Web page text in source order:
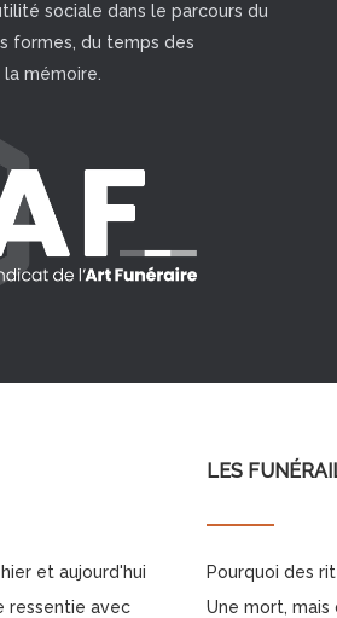
sociale dans le parcours du
formes, du temps des
mémoire.
et aujourd'hui
ressentie avec
LES
Pourquoi des
Une mort,